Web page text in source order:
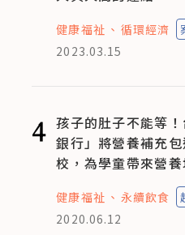
健康福祉 循環經濟
2023.03.15
4 孩子的肚子不能等
銀行」將營養補充
校，為學童帶來營
健康福祉 永續飲食
2020.06.12